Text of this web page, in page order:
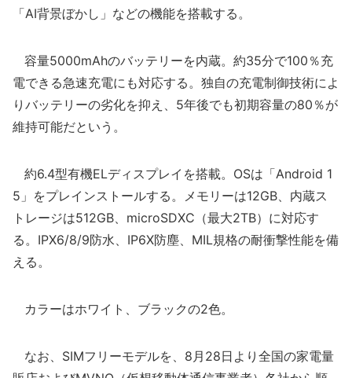
「AI背景ぼかし」などの機能を搭載する。
容量5000mAhのバッテリーを内蔵。約35分で100％充
電できる急速充電にも対応する。独自の充電制御技術によ
りバッテリーの劣化を抑え、5年後でも初期容量の80％が
維持可能だという。
約6.4型有機ELディスプレイを搭載。OSは「Android 1
5」をプレインストールする。メモリーは12GB、内蔵ス
トレージは512GB、microSDXC（最大2TB）に対応す
る。IPX6/8/9防水、IP6X防塵、MIL規格の耐衝撃性能を備
える。
カラーはホワイト、ブラックの2色。
なお、SIMフリーモデルを、8月28日より全国の家電量